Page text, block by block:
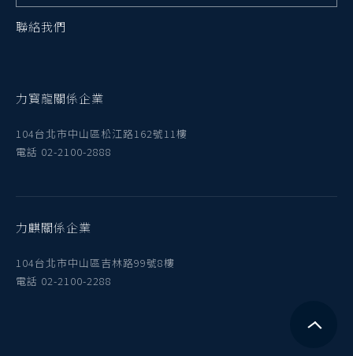
聯絡我們
力寳龍關係企業
104台北市中山區松江路162號11樓
電話 02-2100-2888
力麒關係企業
104台北市中山區吉林路99號8樓
電話 02-2100-2288